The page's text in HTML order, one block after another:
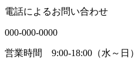
電話によるお問い合わせ
000-000-0000
営業時間 9:00-18:00（水～日）